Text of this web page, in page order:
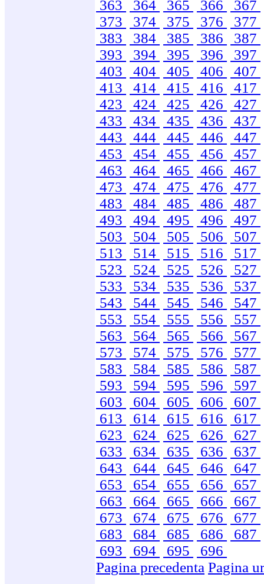
363
364 365 366
367
373
374 375 376
377
383
384 385 386
387
393
394 395 396
397
403
404 405 406
407
413
414 415 416
417
423
424 425 426
427
433
434 435 436
437
443
444 445 446
447
453
454 455 456
457
463
464 465 466
467
473
474 475 476
477
483
484 485 486
487
493
494 495 496
497
503
504 505 506
507
513
514 515 516
517
523
524 525 526
527
533
534 535 536
537
543
544 545 546
547
553
554 555 556
557
563
564 565 566
567
573
574 575 576
577
583
584 585 586
587
593
594 595 596
597
603
604 605 606
607
613
614 615 616
617
623
624 625 626
627
633
634 635 636
637
643
644 645 646
647
653
654 655 656
657
663
664 665 666
667
673
674 675 676
677
683
684 685 686
687
693
694 695
696
Pagina precedenta Pagina